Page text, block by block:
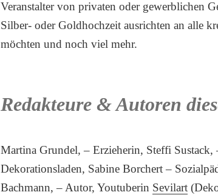
Veranstalter von privaten oder gewerblichen
Silber- oder Goldhochzeit ausrichten an alle
möchten und noch viel mehr.
Redakteure & Autoren
Martina Grundel, – Erzieherin, Steffi Sustack,
Dekorationsladen, Sabine Borchert –
Bachmann, – Autor, Youtuberin Sevilart